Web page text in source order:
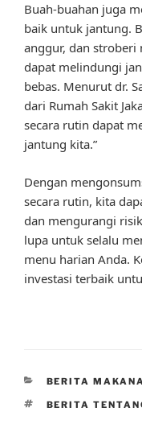
Buah-buahan juga
baik untuk jantung.
anggur, dan stroberi
dapat melindungi
bebas. Menurut dr.
dari Rumah Sakit
secara rutin dapat
jantung kita.”
Dengan
secara rutin, kita
dan mengurangi
lupa untuk selalu
menu harian Anda.
investasi terbaik
CATEGORIES
BERITA
TAGS
BERITA